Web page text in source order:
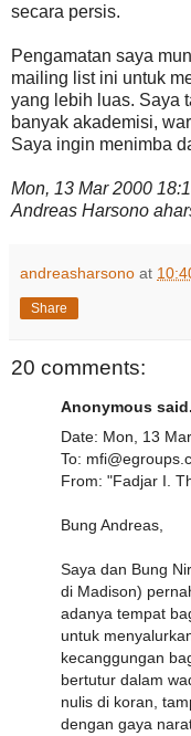
secara persis.
Pengamatan saya
mailing list ini untuk
yang lebih luas. Saya
banyak akademisi,
Saya ingin menimba
Mon, 13 Mar 2000
Andreas Harsono
andreasharsono at
Share
20 comments:
Anonymous
Date: Mon, 13
To:
From: "Fadjar I.
Bung Andreas,
Saya dan Bung
di Madison)
adanya tempat
untuk
kecanggungan
bertutur dalam
nulis di koran,
dengan gaya